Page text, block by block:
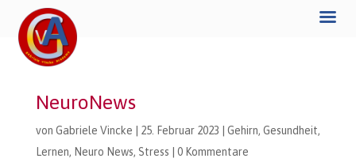
NeuroNews
von Gabriele Vincke 25. Februar 2023 Gehirn, Gesundheit,
Lernen, Neuro News, Stress 0 Kommentare